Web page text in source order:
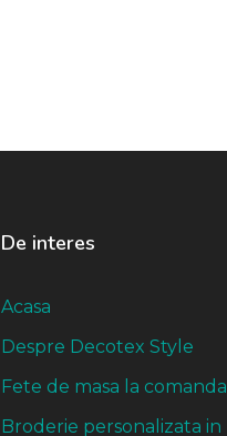
De interes
Acasa
Despre Decotex Style
Fete de masa la comanda
Broderie personalizata in